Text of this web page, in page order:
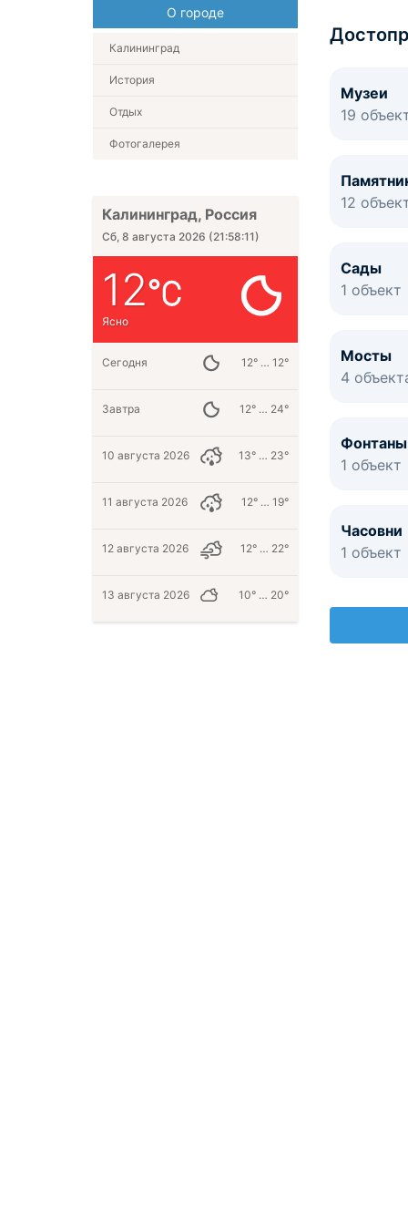
Музеи
19
12
Сады
1 объект
Мосты
4
Фонтаны
1 объект
Часовни
1 объект
О городе
Калининград
История
Отдых
Фотогалерея
Калининград, Россия
Сб, 8 августа 2026 (21:58:12)
12
Ясно
Сегодня 12° … 12°
Завтра 12° … 24°
10 августа 2026 13° … 23°
11 августа 2026 12° … 19°
12 августа 2026 12° … 22°
13 августа 2026 10° … 20°